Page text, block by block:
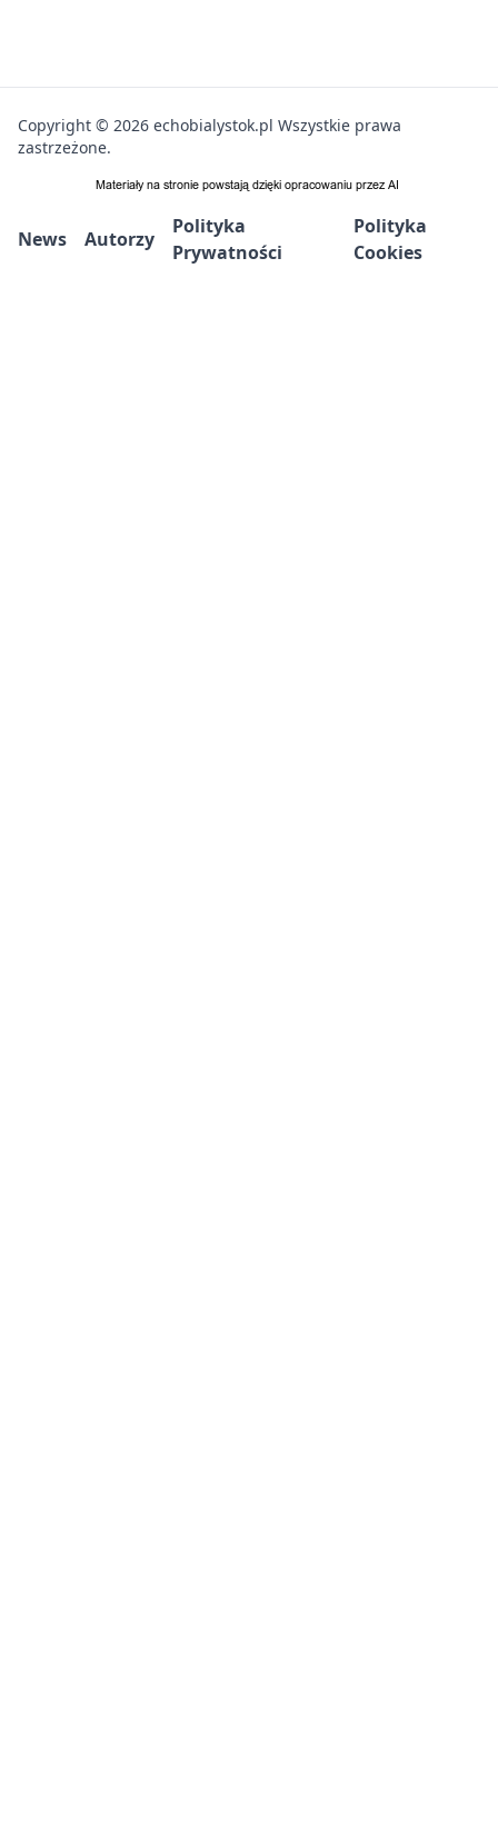
Copyright © 2026 echobialystok.pl Wszystkie prawa
zastrzeżone.
News Autorzy
Polityka
Prywatności
Polityka
Cookies